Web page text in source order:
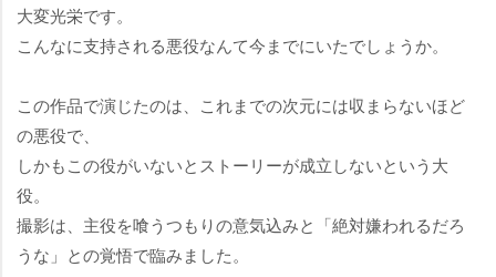
大変光栄です。
こんなに支持される悪役なんて今までにいたでしょうか。
この作品で演じたのは、これまでの次元には収まらないほど
の悪役で、
しかもこの役がいないとストーリーが成立しないという大
役。
撮影は、主役を喰うつもりの意気込みと「絶対嫌われるだろ
うな」との覚悟で臨みました。